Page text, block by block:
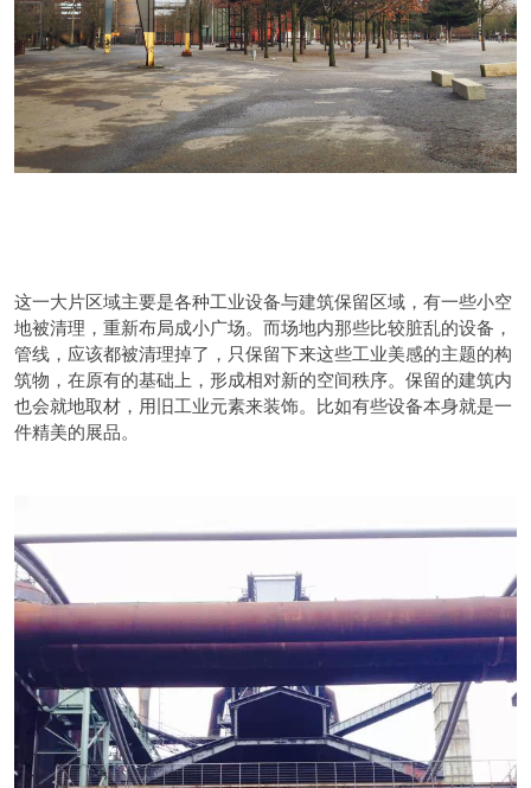
这一大片区域主要是各种工业设备与建筑保留区域，有一些小空
地被清理，重新布局成小广场。而场地内那些比较脏乱的设备，
管线，应该都被清理掉了，只保留下来这些工业美感的主题的构
筑物，在原有的基础上，形成相对新的空间秩序。保留的建筑内
也会就地取材，用旧工业元素来装饰。比如有些设备本身就是一
件精美的展品。